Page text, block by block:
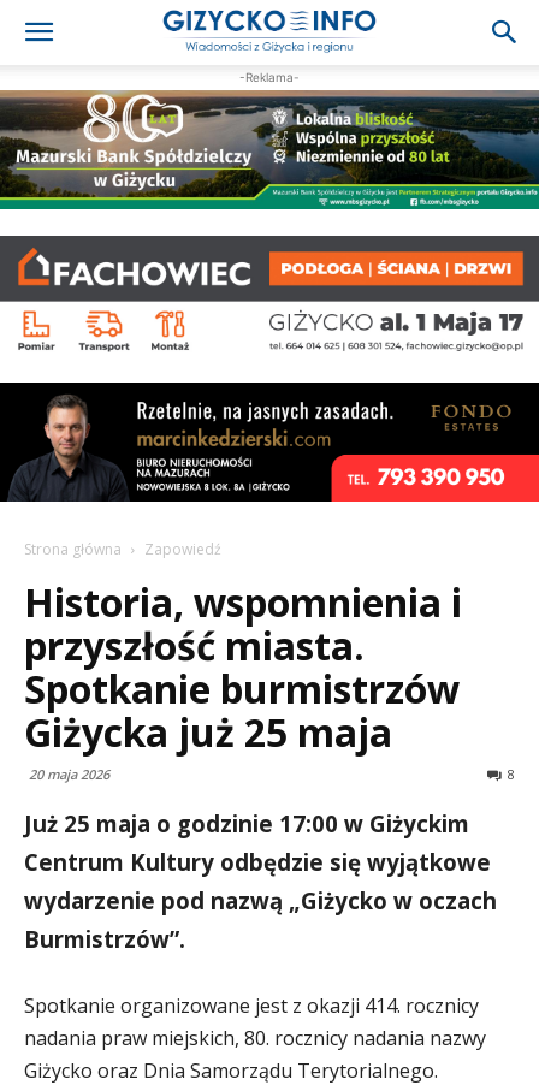
-Reklama-
Strona główna Zapowiedź
Historia, wspomnienia i
przyszłość miasta.
Spotkanie burmistrzów
Giżycka już 25 maja
20 maja 2026 8
Już 25 maja o godzinie 17:00 w Giżyckim
Centrum Kultury odbędzie się wyjątkowe
wydarzenie pod nazwą „Giżycko w oczach
Burmistrzów”.
Spotkanie organizowane jest z okazji 414. rocznicy
nadania praw miejskich, 80. rocznicy nadania nazwy
Giżycko oraz Dnia Samorządu Terytorialnego.